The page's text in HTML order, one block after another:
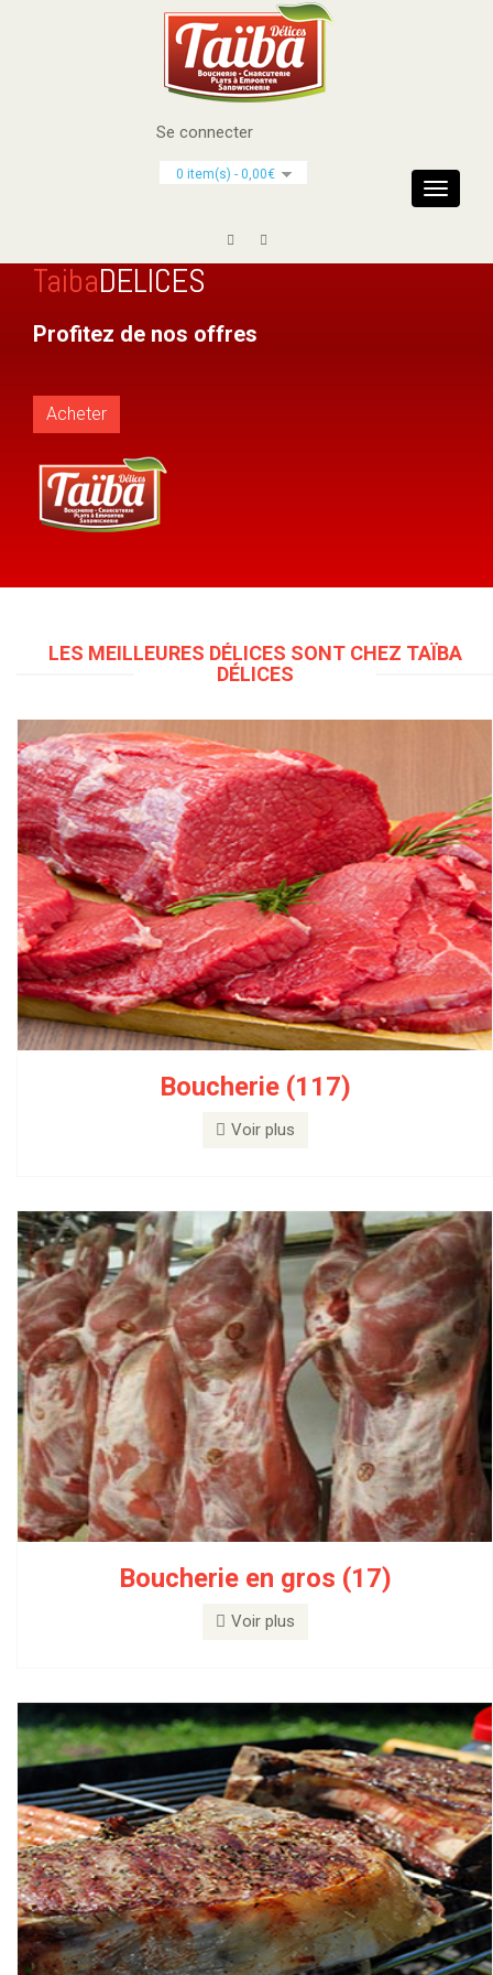
Se connecter
Toggle
0 item(s) - 0,00€
TaibaDELICES
Profitez de nos offres
LES MEILLEURES DÉLICES SONT CHEZ TAÏBA
DÉLICES
Boucherie (117)
Voir plus
Voir plus
Boucherie en gros (17)
Voir plus
Boucherie en gros (17)
Traiteur (38)